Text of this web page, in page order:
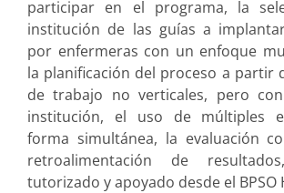
participar en el programa, la
institución de las guías a
por enfermeras con un enfoque
la planificación del proceso a partir
de trabajo no verticales, pero
institución, el uso de múltiples
forma simultánea, la evaluación
retroalimentación de
tutorizado y apoyado desde el BPSO